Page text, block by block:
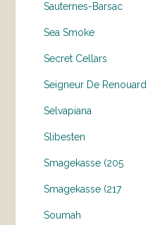
Sauternes-Barsac
Sea Smoke
Secret Cellars
Seigneur De Renouard
Selvapiana
Slibesten
Smagekasse (205
Smagekasse (217
Soumah